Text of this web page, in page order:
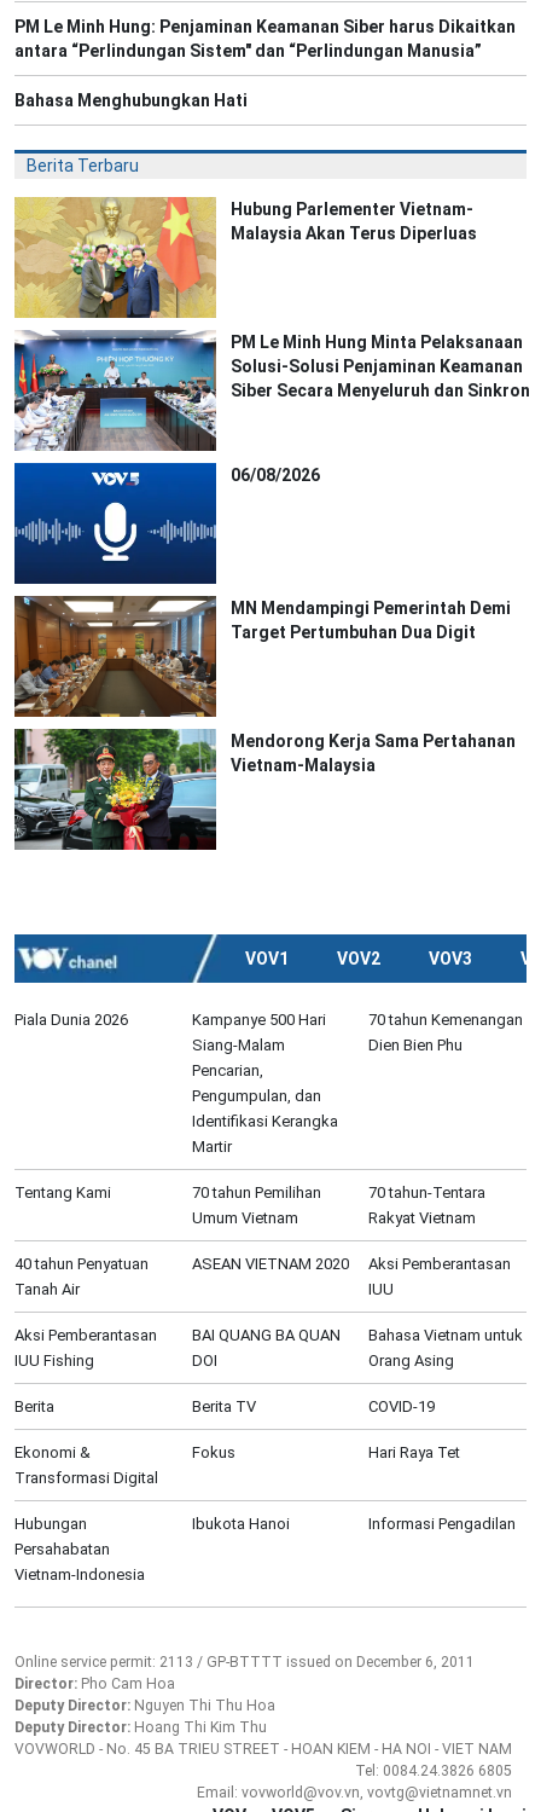
PM Le Minh Hung: Penjaminan Keamanan Siber harus Dikaitkan
antara “Perlindungan Sistem" dan “Perlindungan Manusia”
Bahasa Menghubungkan Hati
Berita Terbaru
Hubung Parlementer Vietnam-
Malaysia Akan Terus Diperluas
PM Le Minh Hung Minta Pelaksanaan
Solusi-Solusi Penjaminan Keamanan
Siber Secara Menyeluruh dan Sinkron
06/08/2026
MN Mendampingi Pemerintah Demi
Target Pertumbuhan Dua Digit
Mendorong Kerja Sama Pertahanan
Vietnam-Malaysia
VOV1 VOV2 VOV3
Piala Dunia 2026
Kampanye 500 Hari
Siang-Malam
Pencarian,
Pengumpulan, dan
Identifikasi Kerangka
Martir
70 tahun Kemenangan
Dien Bien Phu
Tentang Kami
70 tahun Pemilihan
Umum Vietnam
70 tahun-Tentara
Rakyat Vietnam
40 tahun Penyatuan
Tanah Air
ASEAN VIETNAM 2020
Aksi Pemberantasan
IUU
Aksi Pemberantasan
IUU Fishing
BAI QUANG BA QUAN
DOI
Bahasa Vietnam untuk
Orang Asing
Berita Berita TV COVID-19
Ekonomi &
Transformasi Digital
Fokus Hari Raya Tet
Hubungan
Persahabatan
Vietnam-Indonesia
Ibukota Hanoi Informasi Pengadilan
Online service permit: 2113 / GP-BTTTT issued on December 6, 2011
Director: Pho Cam Hoa
Deputy Director: Nguyen Thi Thu Hoa
Deputy Director: Hoang Thi Kim Thu
VOVWORLD - No. 45 BA TRIEU STREET - HOAN KIEM - HA NOI - VIET NAM
Tel: 0084.24.3826 6805
Email: vovworld@vov.vn, vovtg@vietnamnet.vn